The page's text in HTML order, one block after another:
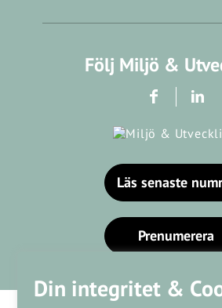
Din integritet &
Följ Miljö &
Läs senaste
Prenumerera